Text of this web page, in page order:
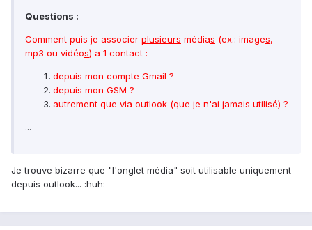
Questions :
Comment puis je associer plusieurs médias (ex.: images,
mp3 ou vidéos) a 1 contact :
depuis mon compte Gmail ?
depuis mon GSM ?
autrement que via outlook (que je n'ai jamais utilisé) ?
...
Je trouve bizarre que "l'onglet média" soit utilisable uniquement
depuis outlook... :huh: